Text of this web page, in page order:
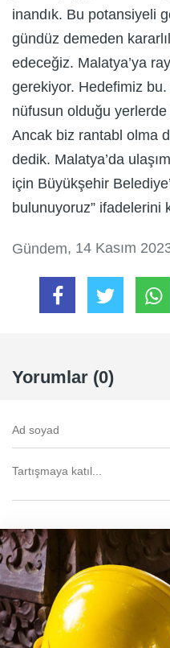
inandık. Bu potansiyeli
gündüz demeden
edeceğiz. Malatya’ya
gerekiyor. Hedefimiz
nüfusun olduğu
Ancak biz rantabl olma
dedik. Malatya’da
için Büyükşehir
bulunuyoruz” ifadelerini
Gündem, 14 Kasım
Yorumlar (0)